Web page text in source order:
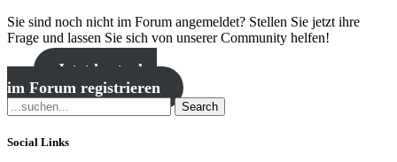
Sie sind noch nicht im Forum angemeldet? Stellen Sie jetzt ihre
Frage und lassen Sie sich von unserer Community helfen!
Jetzt kostenlos
im Forum registrieren
Search
Social Links